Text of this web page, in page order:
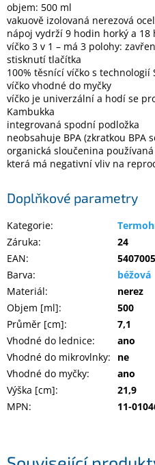
VÝPRODEJ
Akční
zboží
TONERY
A
CARTRIDGE
OEM
Sestavy
počítačů
Inpraise
Kamerové
systémy
Doprodej
Přihlášení
objem: 500 ml
vakuově izolovaná nerezová
nápoj vydrží 9 hodin horký a 18
víčko 3 v 1 – má 3 polohy:
stisknutí tlačítka
100% těsnící víčko s
víčko vhodné do myčky
víčko je univerzální a hodí se
Kambukka
integrovaná spodní podložka
neobsahuje BPA (zkratkou BPA
organická sloučenina
která má negativní vliv na
Doplňkové parametry
Kategorie:
Záruka:
24
EAN:
Barva:
béžová
Materiál:
nerez
Objem [ml]:
500
Průměr [cm]:
7,1
Vhodné do lednice:
ano
Vhodné do mikrovlnky:
ne
Vhodné do myčky:
ano
Výška [cm]:
21,9
MPN: 11-